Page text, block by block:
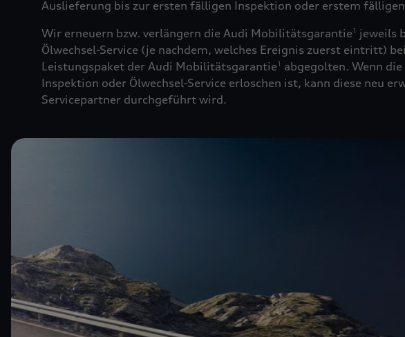
Auslieferung bis zur ersten fälligen Inspektion oder erstem
Wir erneuern bzw. verlängern die Audi Mobilitätsgarantie1
jeweils
Ölwechsel-Service (je nachdem, welches Ereignis zuerst eintritt)
Leistungspaket der Audi Mobilitätsgarantie1 abgegolten. Wenn
Inspektion oder Ölwechsel-Service erloschen ist, kann diese neu
Servicepartner durchgeführt wird.